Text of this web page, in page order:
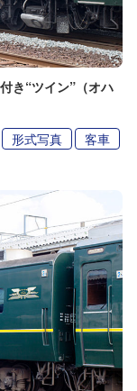
き“ツイン”（オハ
形式写真 客車